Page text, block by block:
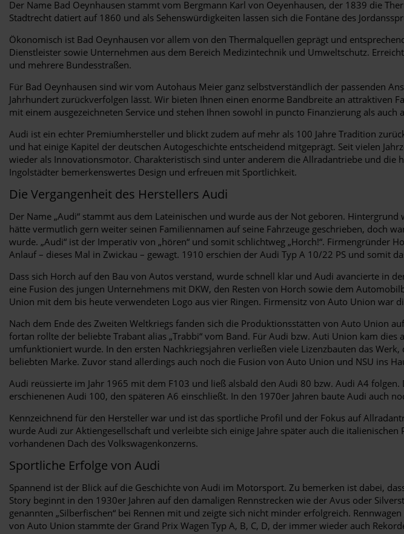
Der Name Bad Oeynhausen stammt vom Bergmann Karl von Oeyenhausen, der 1839 die
Stadtrecht datiert auf 1860 und als Sehenswürdigkeiten lassen sich die Fontäne des
Ökonomisch ist Bad Oeynhausen vor allem von den Thermalquellen geprägt und
Dienstleister sowie Unternehmen aus dem Bereich Medizintechnik und Umweltschutz.
und mehrere Bundesstraßen.
Für Bad Oeynhausen sind wir vom Autohaus Meier ganz selbstverständlich der passenden
Jahrhundert zurückverfolgen lässt. Wir bieten Ihnen einen enorme Bandbreite an attraktiven
mit einem ausgezeichneten Service und stehen Ihnen sowohl in puncto Finanzierung als auch
Audi ist ein echter Premiumhersteller und blickt zudem auf mehr als 100 Jahre Tradition
und hat einige Kapitel der deutschen Autogeschichte entscheidend mitgeprägt. Seit vielen
wieder als Innovationsmotor. Charakteristisch sind unter anderem die Allradantriebe und
Ingolstädter bemerkenswertes Design und erfreuen mit Sportlichkeit.
Die Vergangenheit des Herstellers Audi
Der Name „Audi“ stammt aus dem Lateinischen und wurde aus der Not geboren.
hätte vermutlich gern weiter seinen Familiennamen auf seine Fahrzeuge geschrieben, doch
wurde. „Audi“ ist der Imperativ von „hören“ und somit schlichtweg „Horch!“.
Anlauf – dieses Mal in Zwickau – gewagt. 1910 erschien der Audi Typ A 10/22 PS und somit
Dass sich Horch auf den Bau von Autos verstand, wurde schnell klar und Audi avancierte in
eine Fusion des jungen Unternehmens mit DKW, den Resten von Horch sowie dem
Union mit dem bis heute verwendeten Logo aus vier Ringen. Firmensitz von Auto Union war
Nach dem Ende des Zweiten Weltkriegs fanden sich die Produktionsstätten von Auto Union
fortan rollte der beliebte Trabant alias „Trabbi“ vom Band. Für Audi bzw. Auti Union kam
umfunktioniert wurde. In den ersten Nachkriegsjahren verließen viele Lizenzbauten das
beliebten Marke. Zuvor stand allerdings auch noch die Fusion von Auto Union und NSU ins
Audi reüssierte im Jahr 1965 mit dem F103 und ließ alsbald den Audi 80 bzw. Audi A4
erschienenen Audi 100, den späteren A6 einschließt. In den 1970er Jahren baute Audi auch
Kennzeichnend für den Hersteller war und ist das sportliche Profil und der Fokus auf
wurde Audi zur Aktiengesellschaft und verleibte sich einige Jahre später auch die
vorhandenen Dach des Volkswagenkonzerns.
Sportliche Erfolge von Audi
Spannend ist der Blick auf die Geschichte von Audi im Motorsport. Zu bemerken ist dabei,
Story beginnt in den 1930er Jahren auf den damaligen Rennstrecken wie der Avus oder
genannten „Silberfischen“ bei Rennen mit und zeigte sich nicht minder erfolgreich.
von Auto Union stammte der Grand Prix Wagen Typ A, B, C, D, der immer wieder auch